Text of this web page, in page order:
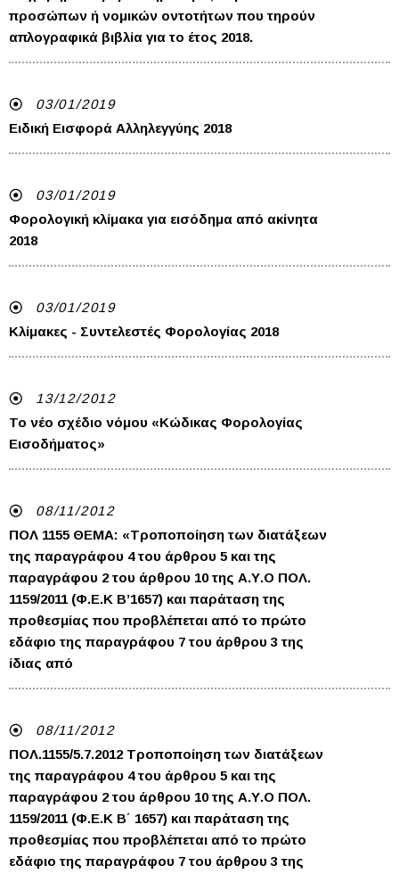
προσώπων ή νομικών οντοτήτων που τηρούν
απλογραφικά βιβλία για το έτος 2018.
03/01/2019
Ειδική Εισφορά Αλληλεγγύης 2018
03/01/2019
Φορολογική κλίμακα για εισόδημα από ακίνητα
2018
03/01/2019
Κλίμακες - Συντελεστές Φορολογίας 2018
13/12/2012
Το νέο σχέδιο νόμου «Κώδικας Φορολογίας
Εισοδήματος»
08/11/2012
ΠΟΛ 1155 ΘΕΜΑ: «Τροποποίηση των διατάξεων
της παραγράφου 4 του άρθρου 5 και της
παραγράφου 2 του άρθρου 10 της Α.Υ.Ο ΠΟΛ.
1159/2011 (Φ.Ε.Κ Β’1657) και παράταση της
προθεσμίας που προβλέπεται από το πρώτο
εδάφιο της παραγράφου 7 του άρθρου 3 της
ίδιας από
08/11/2012
ΠΟΛ.1155/5.7.2012 Τροποποίηση των διατάξεων
της παραγράφου 4 του άρθρου 5 και της
παραγράφου 2 του άρθρου 10 της Α.Υ.Ο ΠΟΛ.
1159/2011 (Φ.Ε.Κ Β΄ 1657) και παράταση της
προθεσμίας που προβλέπεται από το πρώτο
εδάφιο της παραγράφου 7 του άρθρου 3 της